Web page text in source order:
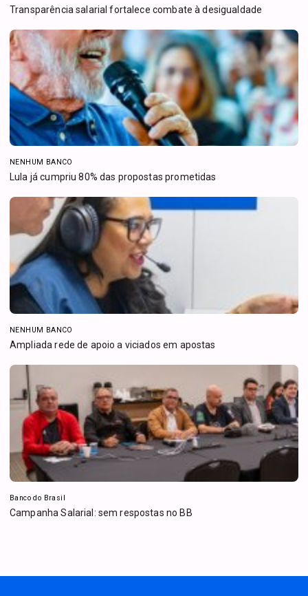
Transparência salarial fortalece combate à desigualdade
NENHUM BANCO
Lula já cumpriu 80% das propostas prometidas
NENHUM BANCO
Ampliada rede de apoio a viciados em apostas
Banco do Brasil
Campanha Salarial: sem respostas no BB